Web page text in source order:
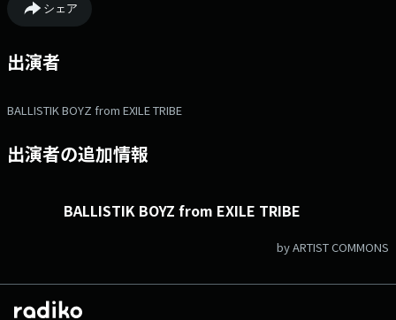
シェア
出演者
BALLISTIK BOYZ from EXILE TRIBE
出演者の追加情報
BALLISTIK BOYZ from EXILE TRIBE
by ARTIST COMMONS